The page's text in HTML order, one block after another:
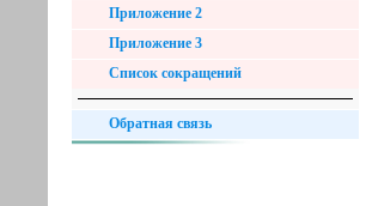
Приложение 2
Приложение 3
Список сокращений
Обратная связь